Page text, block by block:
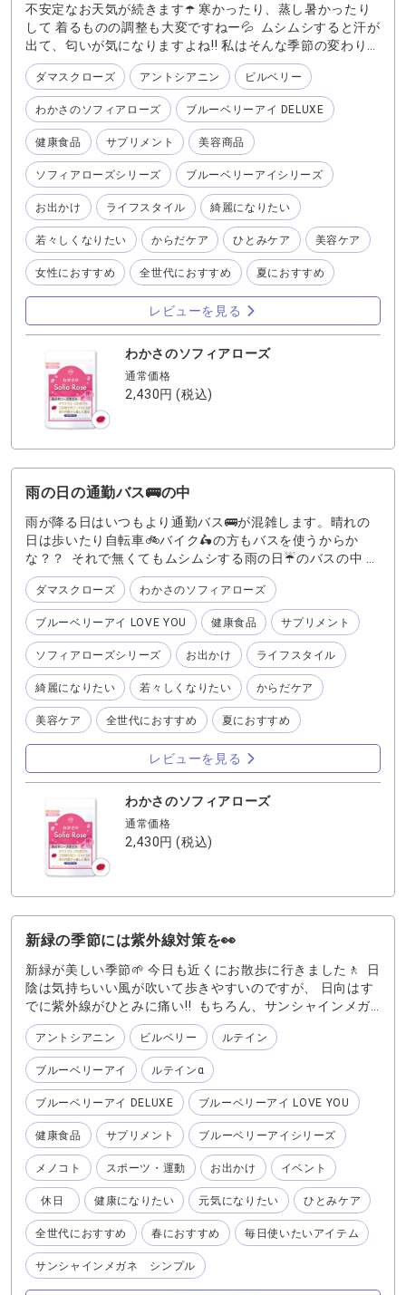
不安定なお天気が続きます☂️ 寒かったり、蒸し暑かったり
して 着るものの調整も大変ですねー💦 ムシムシすると汗が
出て、匂いが気になりますよね‼️ 私はそんな季節の変わり目
を『ソフィアローズ』🌹を飲んですごします。 ちょっとし
た気遣いで、匂いのエチケットしてると 思うと、自分自身
にも少しは自信を持てるかな？ 薄暗い雨☂️の日も、傘がカ
ラフルで綺麗😍 と考えられる自分でいたいと思います。
世界に2万種類以上あるバラの 中でも、香り高く「バラの
女王」と 呼ばれるダマスクローズは、 5月下旬から6月上旬
にかけて 収穫の時期を迎えます。 収穫時期を迎える この季
節に合わせて、 ダマスクローズを贅沢に使用した 特別セッ
トも期間限定で発売されていますよー♪ 『ローズpremiam
コフレ』をお見逃しなく❣️
ダマスクローズ アントシアニン ビルベリー
わかさのソフィアローズ ブルーベリーアイ DELUXE
健康食品 サプリメント 美容商品
ソフィアローズシリーズ ブルーベリーアイシリーズ
お出かけ ライフスタイル 綺麗になりたい
若々しくなりたい からだケア ひとみケア 美容ケア
女性におすすめ 全世代におすすめ 夏におすすめ
レビューを見る
わかさのソフィアローズ
通常価格
2,430円(税込)
雨の日の通勤バス🚌の中
雨が降る日はいつもより通勤バス🚌が混雑します。晴れの
日は歩いたり自転車🚲バイク🛵の方もバスを使うからか
な？？ それで無くてもムシムシする雨の日☔のバスの中 湿
気と人混みで独特の香りがします💦 自分自身はどう？匂っ
てないかな？ 心配な時もあるので、私はエチケットとして
わかさ生活の薔薇🌹香るサプリメント 『わかさのソフィア
ローズ』を一粒飲んでいます♪ 香水の様な直接の香りでは
無く ほのかに香ってくれるのが良いのです💕 わかさのソフ
ィアローズ』に配合されているローズオイルは、約2,600本
のダマスクローズからたった１ｇしかとれない最高級のロ
ーズオイルを100%使用。 からだの内側から優しく香るダ
マスクローズ🌹の香りを是非お試しくださいね☆
ダマスクローズ わかさのソフィアローズ
ブルーベリーアイ LOVE YOU 健康食品 サプリメント
ソフィアローズシリーズ お出かけ ライフスタイル
綺麗になりたい 若々しくなりたい からだケア
美容ケア 全世代におすすめ 夏におすすめ
レビューを見る
わかさのソフィアローズ
通常価格
2,430円(税込)
新緑の季節には紫外線対策を👀
新緑が美しい季節🌱 今日も近くにお散歩に行きました🚶 日
陰は気持ちいい風が吹いて歩きやすいのですが、 日向はす
でに紫外線がひとみに痛い‼️ もちろん、サンシャインメガ
ネ👓 帽子🧢は手放せません。 毎朝のむ『ブルーベリーア
イ DELUXE 』🫐 にプラス➕して、お出かけ前にも一粒💊 真
夏の時期だけでは無く ひとみの紫外線対策は早めが肝心で
す。 皆さんもしっかりとケアして これからの季節に備えま
しょう♪
アントシアニン ビルベリー ルテイン
ブルーベリーアイ ルテインα
ブルーベリーアイ DELUXE ブルーベリーアイ LOVE YOU
健康食品 サプリメント ブルーベリーアイシリーズ
メノコト スポーツ・運動 お出かけ イベント
休日 健康になりたい 元気になりたい ひとみケア
全世代におすすめ 春におすすめ 毎日使いたいアイテム
サンシャインメガネ シンプル